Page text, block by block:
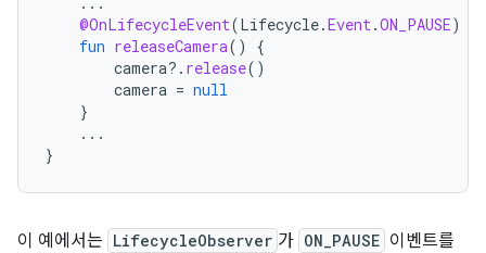
@OnLifecycleEvent(Lifecycle.Event .ON_PAUSE)
fun releaseCamera()
{
camera?. release()
camera = null
}
...
}
이 예에서는 LifecycleObserver 가 ON_PAUSE 이벤트를